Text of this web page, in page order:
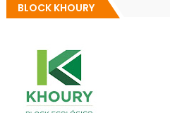
BLOCK KHOURY